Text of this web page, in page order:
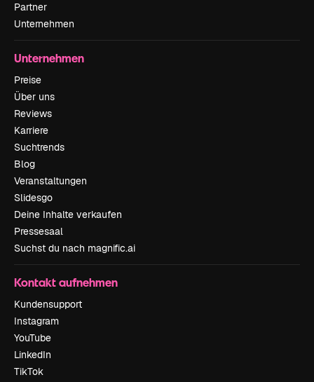
Partner
Unternehmen
Unternehmen
Preise
Über uns
Reviews
Karriere
Suchtrends
Blog
Veranstaltungen
Slidesgo
Deine Inhalte verkaufen
Pressesaal
Suchst du nach magnific.ai
Kontakt aufnehmen
Kundensupport
Instagram
YouTube
LinkedIn
TikTok